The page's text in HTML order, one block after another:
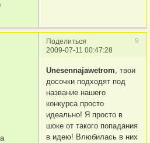
Поделиться
9
2009-07-11 00:47:28
Unesennajawetrom, твои
досочки подходят под
название нашего
конкурса просто
идеально! Я просто в
шоке от такого попадания
в идею! Влюбилась в них